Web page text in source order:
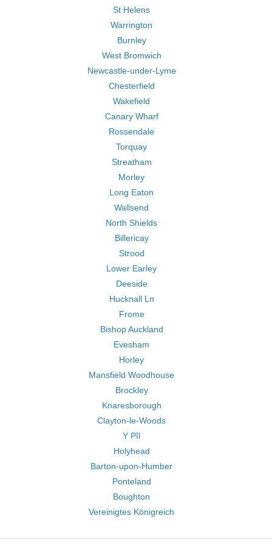
St Helens
Warrington
Burnley
West Bromwich
Newcastle-under-Lyme
Chesterfield
Wakefield
Canary Wharf
Rossendale
Torquay
Streatham
Morley
Long Eaton
Wallsend
North Shields
Billericay
Strood
Lower Earley
Deeside
Hucknall Ln
Frome
Bishop Auckland
Evesham
Horley
Mansfield Woodhouse
Brockley
Knaresborough
Clayton-le-Woods
Y Pîl
Holyhead
Barton-upon-Humber
Ponteland
Boughton
Vereinigtes Königreich